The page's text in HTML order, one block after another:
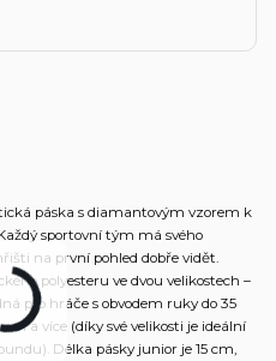
páska s diamantovým vzorem k
sportovní tým má svého
na první pohled dobře vidět.
polyesteru ve dvou velikostech –
pro hráče s obvodem ruky do 35
a více (díky své velikosti je ideální
Délka pásky junior je 15 cm,